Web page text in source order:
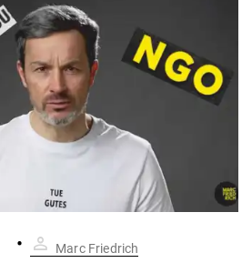
Marc Friedrich